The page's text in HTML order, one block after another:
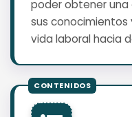
poder obtener
sus conocimientos
vida laboral hacia